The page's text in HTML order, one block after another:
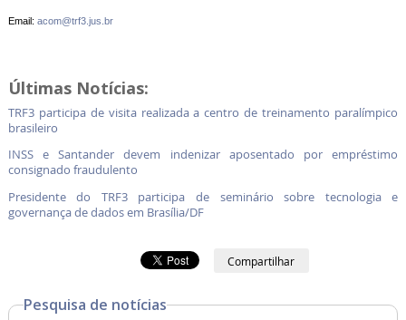
Email: acom@trf3.jus.br
Últimas Notícias:
TRF3 participa de visita realizada a centro de treinamento paralímpico
brasileiro
INSS e Santander devem indenizar aposentado por empréstimo
consignado fraudulento
Presidente do TRF3 participa de seminário sobre tecnologia e
governança de dados em Brasília/DF
Compartilhar
Pesquisa de notícias